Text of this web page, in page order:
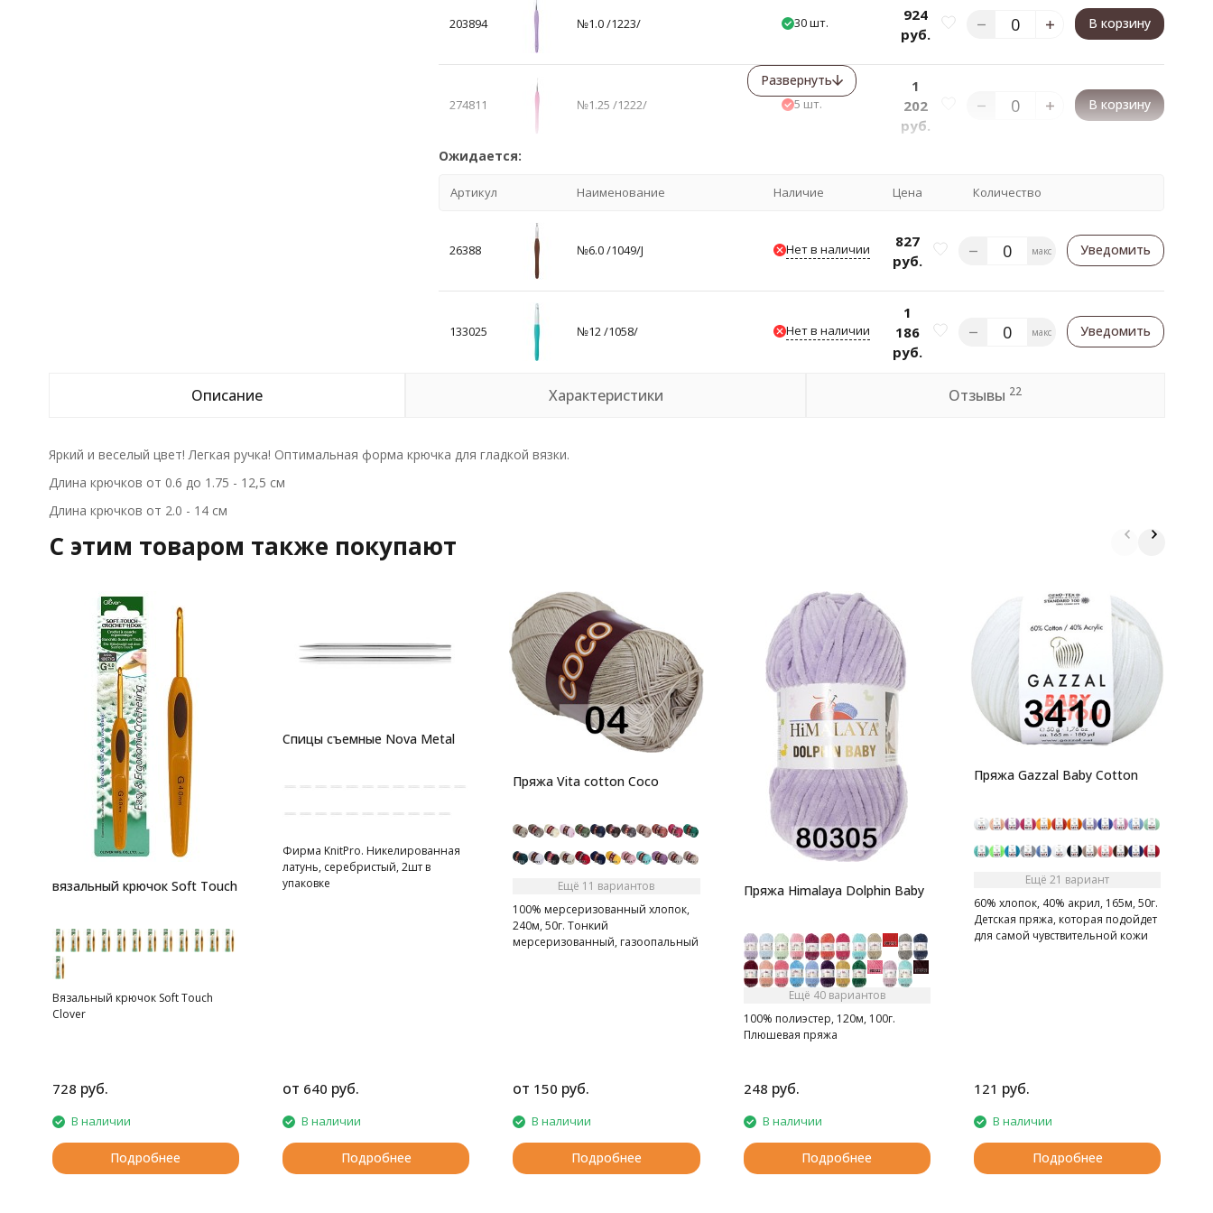
203894 №1.0 /1223/ 30 шт.
924
руб.
В корзину
274811 №1.25 /1222/ 5 шт.
1
202
руб.
В корзину
Развернуть
Ожидается:
Артикул Наименование Наличие Цена Количество
26388 №6.0 /1049/J Нет в наличии
827
руб.
макс Уведомить
133025 №12 /1058/ Нет в наличии
1
186
руб.
макс Уведомить
Описание Характеристики Отзывы 22
Яркий и веселый цвет! Легкая ручка! Оптимальная форма крючка для гладкой вязки.
Длина крючков от 0.6 до 1.75 - 12,5 см
Длина крючков от 2.0 - 14 см
C этим товаром также покупают
вязальный крючок Soft Touch
Вязальный крючок Soft Touch
Clover
728 руб.
В наличии
Подробнее
Спицы съемные Nova Metal
Фирма KnitPro. Никелированная
латунь, серебристый, 2шт в
упаковке
от 640 руб.
В наличии
Подробнее
Пряжа Vita cotton Coco
Ещё 11 вариантов
100% мерсеризованный хлопок,
240м, 50г. Тонкий
мерсеризованный, газоопальный
от 150 руб.
В наличии
Подробнее
Пряжа Himalaya Dolphin Baby
Ещё 40 вариантов
100% полиэстер, 120м, 100г.
Плюшевая пряжа
248 руб.
В наличии
Подробнее
Пряжа Gazzal Baby Cotton
Ещё 21 вариант
60% хлопок, 40% акрил, 165м, 50г.
Детская пряжа, которая подойдет
для самой чувствительной кожи
121 руб.
В наличии
Подробнее